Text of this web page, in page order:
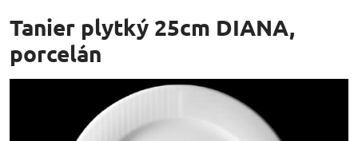
Tanier plytký 25cm DIANA,
porcelán